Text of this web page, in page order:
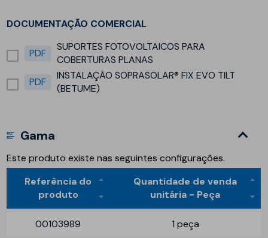
DOCUMENTAÇÃO COMERCIAL
PDF
SUPORTES FOTOVOLTAICOS PARA
COBERTURAS PLANAS
PDF
INSTALAÇÃO SOPRASOLAR® FIX EVO TILT
(BETUME)
Gama
Este produto existe nas seguintes configurações.
Referência do
produto
Quantidade de venda
unitária - Peça
00103989 1 peça